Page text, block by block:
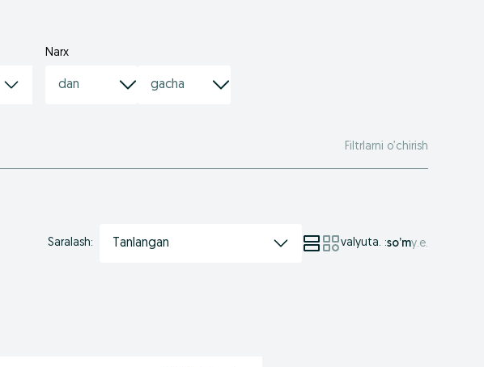
Narx
Filtrlarni o’chirish
Saralash: Tanlangan valyuta. :so’mу.е.